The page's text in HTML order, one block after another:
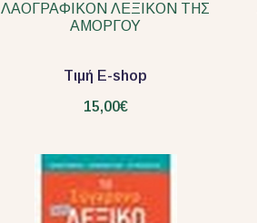
ΛΑΟΓΡΑΦΙΚΟΝ ΛΕΞΙΚΟΝ ΤΗΣ
ΑΜΟΡΓΟΥ
Τιμή E-shop
15,00€